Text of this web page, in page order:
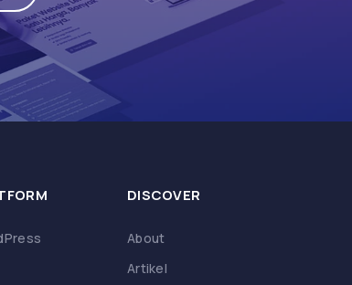
DISCOVER
About
Artikel